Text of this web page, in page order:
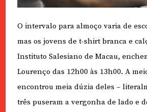
O intervalo para almoço varia de
mas os jovens de t-shirt branca e
Instituto Salesiano de Macau,
Lourenço das 12h00 às 13h00. A
encontrou meia dúzia deles –
três puseram a vergonha de lado e